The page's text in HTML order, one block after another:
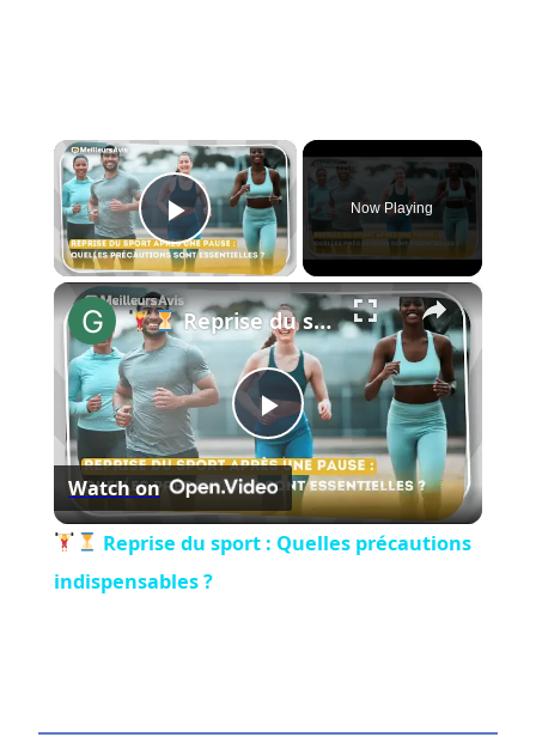
×
Play Video
Now Playing
×
Play
Video
Reprise du sport : Quelles précautions indispensables ?
Watch on
Reprise du sport : Quelles précautions
indispensables ?